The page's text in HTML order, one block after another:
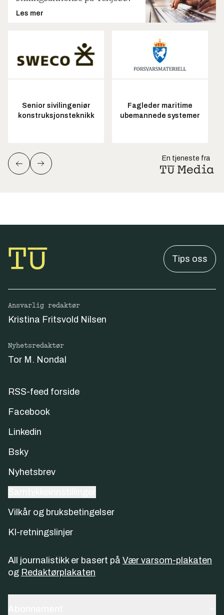
Les mer
Senior sivilingeniør
konstruksjonsteknikk
Fagleder maritime
ubemannede systemer
En tjeneste fra
Tips oss
Ansvarlig redaktør
Kristina Fritsvold Nilsen
Nyhetsredaktør
Tor M. Nondal
RSS-feed forside
Facebook
Linkedin
Bsky
Nyhetsbrev
Vilkår og bruksbetingelser
KI-retningslinjer
All journalistikk er basert på Vær varsom-plakaten
og Redaktørplakaten